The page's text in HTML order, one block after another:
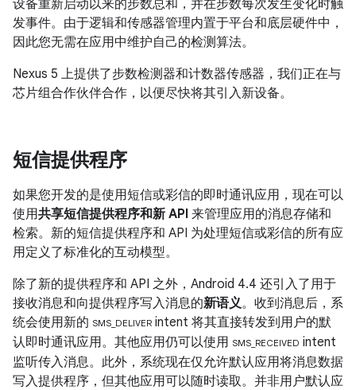
设备重新启动以来的步数总和，并在步数每次发生变化时触
发事件。由于逻辑和传感器管理内置于平台和底层硬件中，
因此您无需在应用中维护自己的检测算法。
Nexus 5 上提供了步数检测器和计数器传感器，我们正在与
芯片组合作伙伴合作，以便尽快将其引入新设备。
短信提供程序
如果您开发的是使用短信或彩信的即时通讯应用，现在可以
使用共享短信提供程序和新 API 来管理应用的消息存储和
检索。新的短信提供程序和 API 为处理短信或彩信的所有应
用定义了标准化的互动模型。
除了新的提供程序和 API 之外， Android 4.4 还引入了用于
接收消息和向提供程序写入消息的新语义。收到消息后，系
统会使用新的 SMS_DELIVER intent 将其直接转发到用户的默
认即时通讯应用。其他应用仍可以使用 SMS_RECEIVED intent
监听传入消息。此外，系统现在仅允许默认应用将消息数据
写入提供程序，但其他应用可以随时读取。并非用户默认应